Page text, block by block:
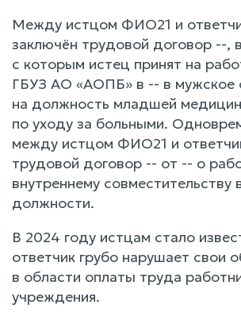
Между истцом ФИО21 и
заключён трудовой договор --,
с которым истец принят на
ГБУЗ АО «АОПБ» в -- в мужское
на должность младшей
по уходу за больными.
между истцом ФИО21 и
трудовой договор -- от -- о
внутреннему совместительству
должности.
В 2024 году истцам стало
ответчик грубо нарушает свои
в области оплаты труда
учреждения.